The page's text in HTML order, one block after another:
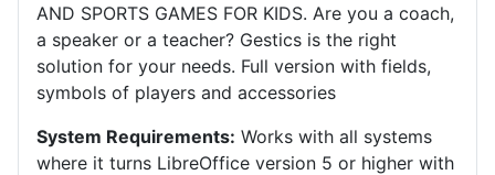
AND SPORTS GAMES FOR KIDS. Are you a coach,
a speaker or a teacher? Gestics is the right
solution for your needs. Full version with fields,
symbols of players and accessories
System Requirements: Works with all systems
where it turns LibreOffice version 5 or higher with